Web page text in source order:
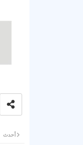
أحدث